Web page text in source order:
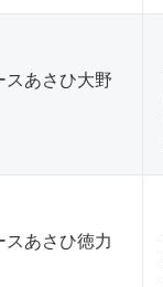
スあさひ大野
スあさひ徳力